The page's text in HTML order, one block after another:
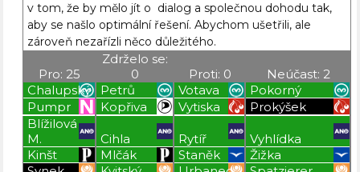
v tom, že by mělo jít o dialog a společnou dohodu tak,
aby se našlo optimální řešení. Abychom ušetřili, ale
zároveň nezařízli něco důležitého.
Pro: 25
Zdrželo se:
0
Proti: 0
Neúčast: 2
Chalupský
Petrů Votava
Pokorný
Pumpr
Kopřiva Vytiska
Prokýšek
Blížilová
M.
Cihla Rytíř
Vyhlídka
Kinšt
Mlčák Staněk
Žižka